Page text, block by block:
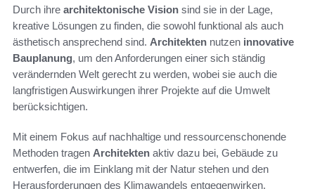
Durch ihre architektonische Vision sind sie in der Lage,
kreative Lösungen zu finden, die sowohl funktional als auch
ästhetisch ansprechend sind. Architekten nutzen innovative
Bauplanung, um den Anforderungen einer sich ständig
verändernden Welt gerecht zu werden, wobei sie auch die
langfristigen Auswirkungen ihrer Projekte auf die Umwelt
berücksichtigen.
Mit einem Fokus auf nachhaltige und ressourcenschonende
Methoden tragen Architekten aktiv dazu bei, Gebäude zu
entwerfen, die im Einklang mit der Natur stehen und den
Herausforderungen des Klimawandels entgegenwirken.